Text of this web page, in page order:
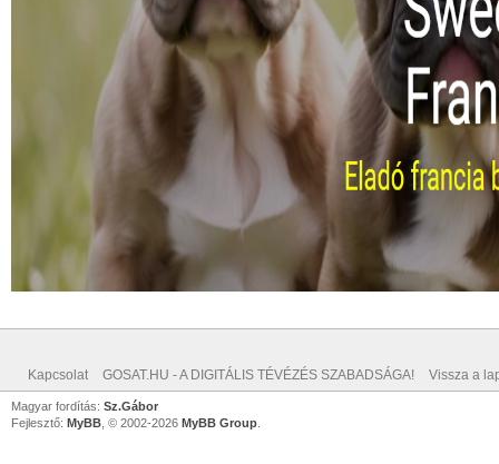
Kapcsolat GOSAT.HU - A DIGITÁLIS TÉVÉZÉS SZABADSÁGA! Vissza a
Magyar fordítás: Sz.Gábor
Fejlesztő: MyBB , © 2002-2026 MyBB Group